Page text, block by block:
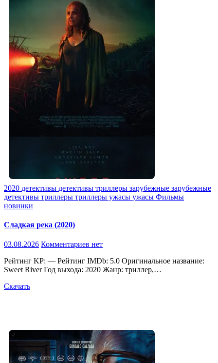
2020 детективы детективы триллеры зарубежные зарубежные
детективы триллеры триллеры ужасы ужасы Фильмы
новинки
Сладкая река (2020)
03.08.2026 Комментариев нет
Рейтинг KP: — Рейтинг IMDb: 5.0 Оригинальное название:
Sweet River Год выхода: 2020 Жанр: триллер,…
Скачать